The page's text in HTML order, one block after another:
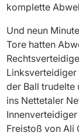
komplette
Und neun
Tore hatten
der Ball trudelte
ins Nettetaler
Freistoß von Ali